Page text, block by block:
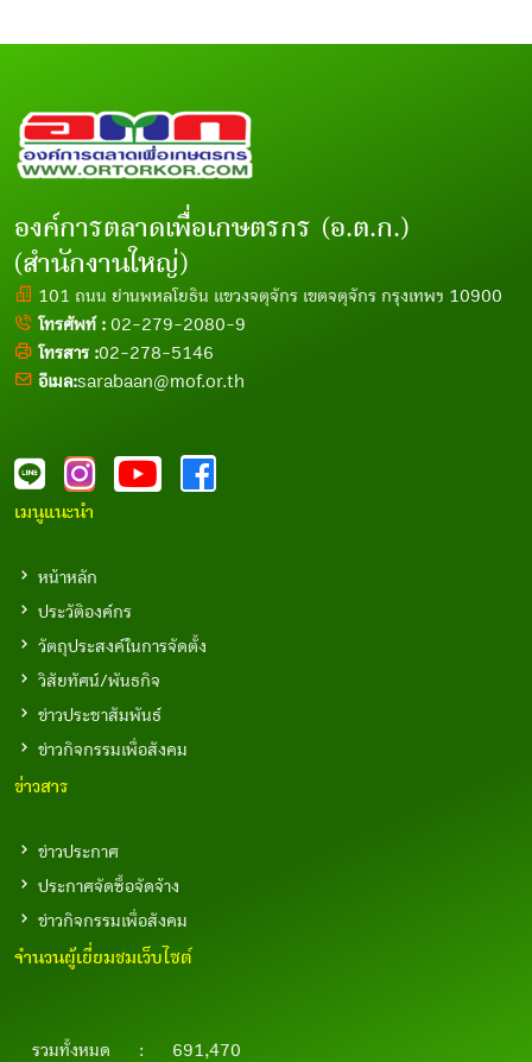
องค์การตลาดเพื่อเกษตรกร (อ.ต.ก.)
(สำนักงานใหญ่)
101 ถนน ย่านพหลโยธิน แขวงจตุจักร เขตจตุจักร กรุงเทพฯ 10900
โทรศัพท์ : 02-279-2080-9
โทรสาร :02-278-5146
อีเมล:sarabaan@mof.or.th
เมนูแนะนำ
หน้าหลัก
ประวัติองค์กร
วัตถุประสงค์ในการจัดตั้ง
วิสัยทัศน์/พันธกิจ
ข่าวประชาสัมพันธ์
ข่าวกิจกรรมเพื่อสังคม
ข่าวสาร
ข่าวประกาศ
ประกาศจัดซื้อจัดจ้าง
ข่าวกิจกรรมเพื่อสังคม
จำนวนผู้เยี่ยมชมเว็บไซต์
รวมทั้งหมด : 691,470